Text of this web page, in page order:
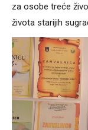
za osobe treće
života starijih